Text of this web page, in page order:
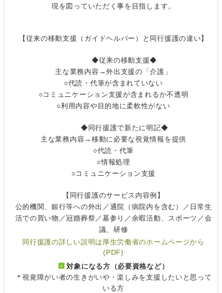
現を図っていただく事を目指します。
【従来の移動支援（ガイドヘルパー）と同行援護の違い】
◆従来の移動支援◆
主な業務内容→外出支援の「介護」
○代読・代筆が含まれていない
○コミュニケーション支援が含まれるか不透明
○利用内容や目的地に柔軟性がない
◆同行援護で新たに明記◆
主な業務内容→移動に必要な視覚情報を提供
○代読・代筆
○情報処理
○コミュニケーション支援
【同行援護のサービス内容例】
公的機関、銀行等への外出／通院（病院内を含む）／日常生
活での買い物／冠婚葬祭／墓参り／余暇活動、スポーツ／会
議、研修
同行援護の詳しい説明は厚生労働省のホームページから
(PDF)
対象になる方（必要資格など）
＊視覚障がい者の生きがいや・楽しみを支援したいと思って
いる方